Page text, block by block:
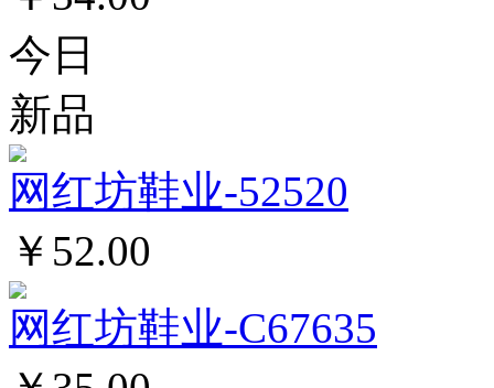
今日
新品
网红坊鞋业-52520
￥52.00
网红坊鞋业-C67635